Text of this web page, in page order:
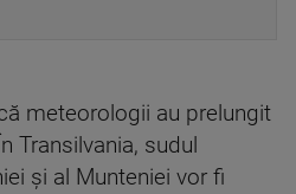
meteorologii au prelungit
Transilvania, sudul
și al Munteniei vor fi